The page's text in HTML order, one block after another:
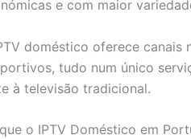
e com maior
doméstico oferece canais
tudo num único
à televisão tradicional.
o IPTV Doméstico em